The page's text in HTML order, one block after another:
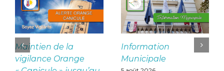
Maintien de la
vigilance Orange
Information
Municipale